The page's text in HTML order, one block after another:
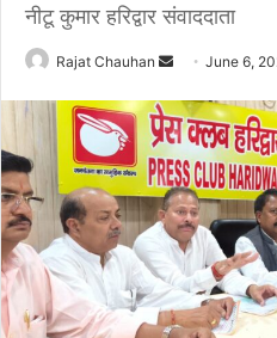
नीटू कुमार हरिद्वार संवाददाता
Rajat Chauhan
Send
email
June 6,